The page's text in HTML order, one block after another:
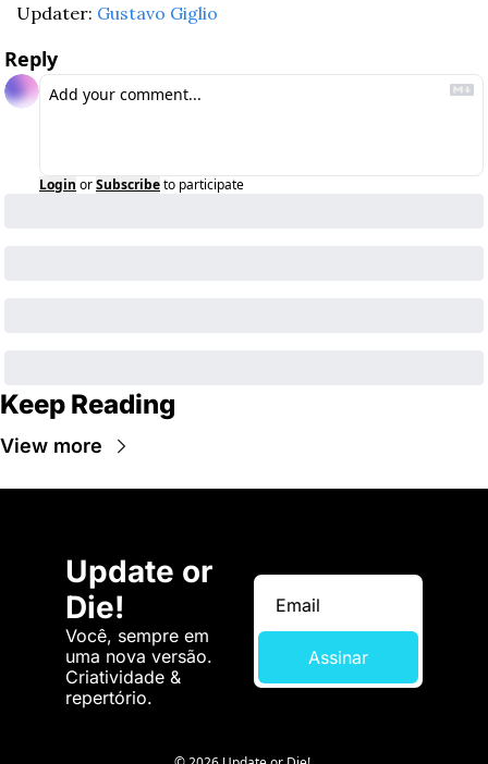
Updater: Gustavo Giglio
Reply
Login orSubscribeto participate
Keep Reading
View more
Update or
Die!
Você, sempre em
uma nova versão.
Criatividade &
repertório.
Assinar